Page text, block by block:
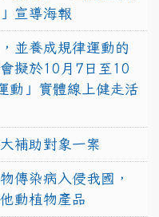
宣導海報
並養成規律運動的
擬於10月7日至10
動」實體線上健走活
補助對象一案
傳染病入侵我國，
動植物產品